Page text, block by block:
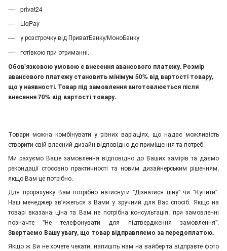
privat24
LiqPay
у розстрочку від ПриватБанку/МоноБанку
готівкою при отриманні.
Обов'язковою умовою є внесення авансового платежу. Розмір
авансового платежу становить мінімум 50% від вартості товару,
що у наявності. Товар під замовлення виготовлюється після
внесення 70% від вартості товару.
Товари можна комбінувати у різних варіаціях, що надає можливість
створити свій власний дизайн відповідно до приміщення та потреб.
Ми рахуємо Ваше замовлення відповідно до Ваших замірів та даємо
рекондації стосовно практичності та новим дизайнерським рішенням,
якщо Вам це потрібно.
Для прорахунку Вам потрібно натиснути "Дізнатися ціну" чи "Купити".
Наш менеджер зв'яжеться з Вами у зручний для Вас спосіб. Якщо на
товарі вказана ціна та Вам не потрібна консультація, при замовленні
позначте "Не телефонувати для підтвердження замовлення".
Звертаємо Вашу увагу, що товар відправляємо за передоплатою.
Якщо ж Ви не хочете чекати, напишіть нам на вайбер та відправте фото